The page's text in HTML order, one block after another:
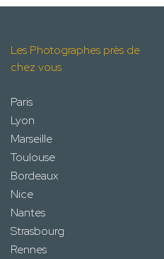
Les Photographes près de
chez vous
Paris
Lyon
Marseille
Toulouse
Bordeaux
Nice
Nantes
Strasbourg
Rennes